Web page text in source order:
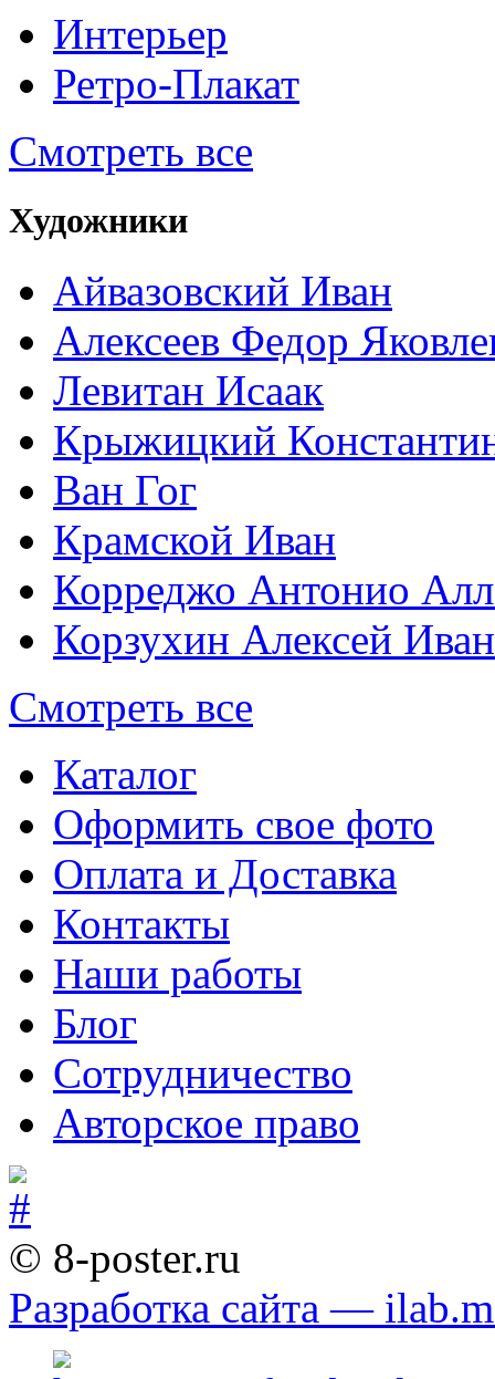
Интерьер
Ретро-Плакат
Смотреть все
Художники
Айвазовский Иван
Алексеев Федор
Левитан Исаак
Крыжицкий
Ван Гог
Крамской Иван
Корреджо Антонио
Корзухин Алексей
Смотреть все
Каталог
Оформить свое фото
Оплата и Доставка
Контакты
Наши работы
Блог
Сотрудничество
Авторское право
© 8-poster.ru
Разработка сайта —